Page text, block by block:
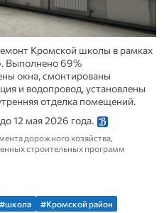
Кромской школы в рамках
Выполнено 69%
окна, смонтированы
и водопровод, установлены
отделка помещений.
12 мая 2026 года.
дорожного хозяйства,
строительных программ
#школа
#Кромской район